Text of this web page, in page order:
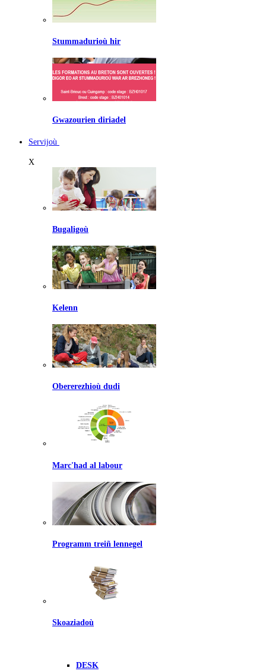
Stummadurioù hir
Gwazourien diriadel
Servijoù
X
Bugaligoù
Kelenn
Obererezhioù dudi
Marc'had al labour
Programm treiñ lennegel
Skoaziadoù
DESK